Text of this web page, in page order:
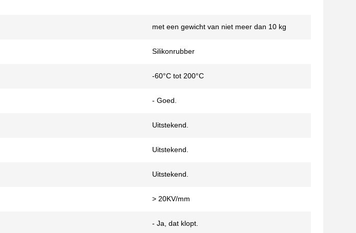
met een gewicht van niet meer dan 10 kg
Silikonrubber
-60°C tot 200°C
- Goed.
Uitstekend.
Uitstekend.
Uitstekend.
> 20KV/mm
- Ja, dat klopt.